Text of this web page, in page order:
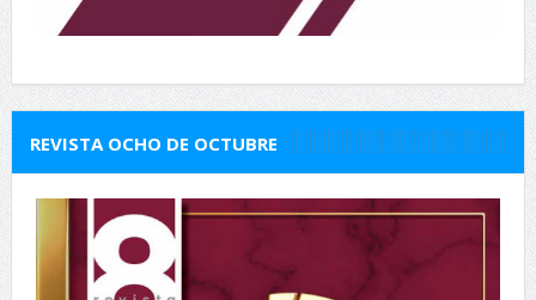
REVISTA OCHO DE OCTUBRE